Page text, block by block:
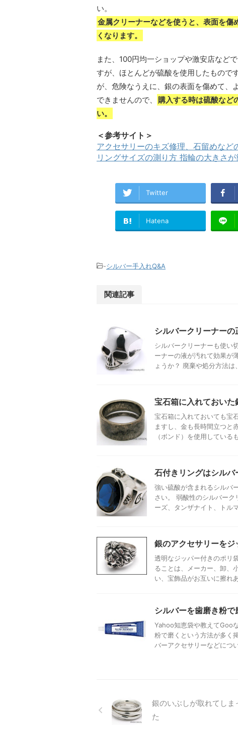
い。
金属クリーナーなどを使うと、表面を
くなります。
また、100円均一ショップや激安店など
すが、ほとんどが硫酸を使用したもので
が、危険なうえに、銀の表面を傷めて、
できませんので、
購入する時は硫酸など
い。
＜参考サイト＞
アクセサリーのキズ修理、石留めなど
リングサイズの測り方 指輪の大きさが
Twitter
Hatena
-シルバー手入れQ&A
関連記事
シルバークリーナー
シルバークリーナーも使い
ーナーの液が汚れて効果が
ょうか？ 廃棄や処分方法
宝石箱に入れておい
宝石箱に入れておいても宝
ますし、金も長時間立つと
（ボンド）を使用している
石付きリングはシル
強い硫酸が含まれるシルバ
さい。 弱酸性のシルバー
ーズ、タンザナイト、トル
銀のアクセサリーを
透明なジッパー付きのポリ
ることは、メーカー、卸、
い、宝飾品がお互いに擦れ
シルバーを歯磨き粉
Yahoo知恵袋や教えてGoo
粉で磨くという方法が多く
バーアクセサリーなどにつ
銀のいぶしが取れてしま
た